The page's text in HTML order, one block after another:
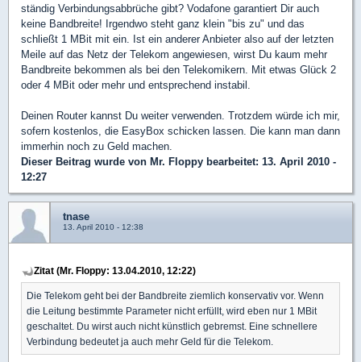
ständig Verbindungsabbrüche gibt? Vodafone garantiert Dir auch
keine Bandbreite! Irgendwo steht ganz klein "bis zu" und das
schließt 1 MBit mit ein. Ist ein anderer Anbieter also auf der letzten
Meile auf das Netz der Telekom angewiesen, wirst Du kaum mehr
Bandbreite bekommen als bei den Telekomikern. Mit etwas Glück 2
oder 4 MBit oder mehr und entsprechend instabil.
Deinen Router kannst Du weiter verwenden. Trotzdem würde ich mir,
sofern kostenlos, die EasyBox schicken lassen. Die kann man dann
immerhin noch zu Geld machen.
Dieser Beitrag wurde von Mr. Floppy bearbeitet: 13. April 2010 -
12:27
tnase
13. April 2010 - 12:38
Zitat (Mr. Floppy: 13.04.2010, 12:22)
Die Telekom geht bei der Bandbreite ziemlich konservativ vor. Wenn
die Leitung bestimmte Parameter nicht erfüllt, wird eben nur 1 MBit
geschaltet. Du wirst auch nicht künstlich gebremst. Eine schnellere
Verbindung bedeutet ja auch mehr Geld für die Telekom.